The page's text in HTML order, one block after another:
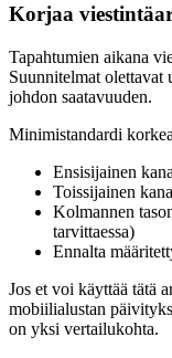
Korjaa
Tapahtumien aikana
Suunnitelmat olettavat
johdon saatavuuden.
Minimistandardi
Ensisijainen
Toissijainen
Kolmannen
tarvittaessa)
Ennalta
Jos et voi käyttää tätä
mobiilialustan
on yksi vertailukohta.